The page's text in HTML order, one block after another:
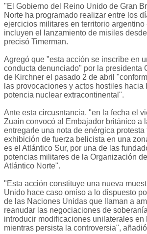
"El Gobierno del Reino Unido de Gran
Norte ha programado realizar entre los
ejercicios militares en territorio
incluyen el lanzamiento de misiles
precisó Timerman.
Agregó que "esta acción se inscribe en
conducta denunciado" por la presidenta
de Kirchner el pasado 2 de abril
las provocaciones y actos hostiles hacia
potencia nuclear extracontinental".
Ante esta circusntancia, "en la fecha el
Zuain convocó al Embajador británico a
entregarle una nota de enérgica protesta
exhibición de fuerza belicista en una
es el Atlántico Sur, por una de las
potencias militares de la Organización
Atlántico Norte".
"Esta acción constituye una nueva
Unido hace caso omiso a lo dispuesto
de las Naciones Unidas que llaman a
reanudar las negociaciones de
introducir modificaciones unilaterales en
mientras persista la controversia",